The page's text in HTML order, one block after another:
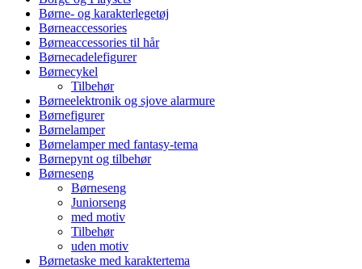
Børne- og karakterlegetøj
Børneaccessories
Børneaccessories til hår
Børnecadelefigurer
Børnecykel
Tilbehør
Børneelektronik og sjove alarmure
Børnefigurer
Børnelamper
Børnelamper med fantasy-tema
Børnepynt og tilbehør
Børneseng
Børneseng
Juniorseng
med motiv
Tilbehør
uden motiv
Børnetaske med karaktertema